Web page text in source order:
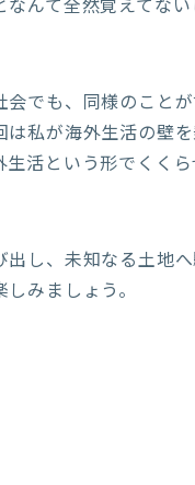
なんて全然覚えてな
会でも、同様のこと
は私が海外生活の壁
生活という形でくく
出し、未知なる土地
みましょう。